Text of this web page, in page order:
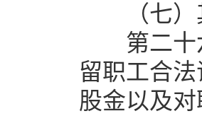
（七）其
第二十六
留职工合
股金以及